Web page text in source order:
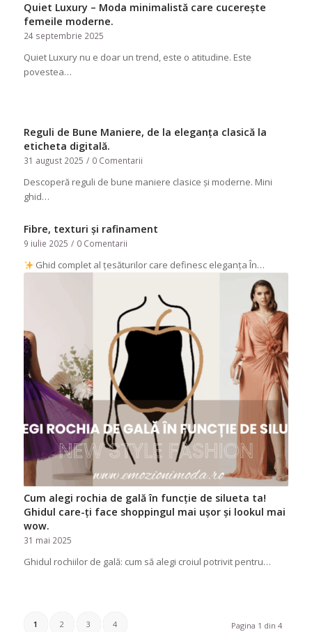
Quiet Luxury – Moda minimalistă care cucerește
femeile moderne.
24 septembrie 2025
Quiet Luxury nu e doar un trend, este o atitudine. Este
povestea…
Reguli de Bune Maniere, de la eleganța clasică la
eticheta digitală.
31 august 2025 / 0 Comentarii
Descoperă reguli de bune maniere clasice și moderne. Mini
ghid…
Fibre, texturi și rafinament
9 iulie 2025 / 0 Comentarii
Ghid complet al țesăturilor care definesc eleganța În…
Cum alegi rochia de gală în funcție de silueta ta!
Ghidul care-ți face shoppingul mai ușor și lookul mai
wow.
31 mai 2025
Ghidul rochiilor de gală: cum să alegi croiul potrivit pentru…
Pagina 1 din 4
1 2 3 4